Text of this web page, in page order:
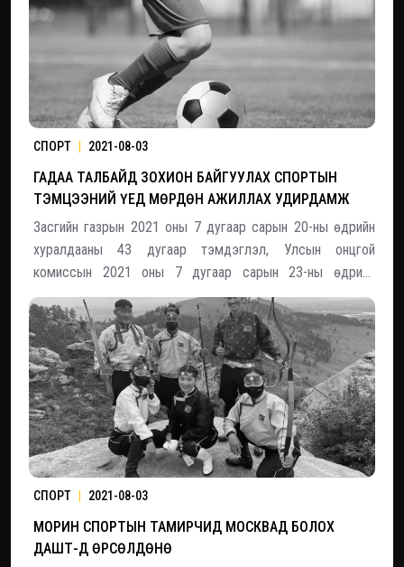
СПОРТ 2021-08-03
ГАДАА ТАЛБАЙД ЗОХИОН БАЙГУУЛАХ СПОРТЫН
ТЭМЦЭЭНИЙ ҮЕД МӨРДӨН АЖИЛЛАХ УДИРДАМЖ
Засгийн газрын 2021 оны 7 дугаар сарын 20-ны өдрийн
хуралдааны 43 дугаар тэмдэглэл, Улсын онцгой
комиссын 2021 оны 7 дугаар сарын 23-ны өдрийн
хуралдааны 25 дугаар тэмдэглэлийн 5 дахь заалтын 5.1
дэх хэсэгт Улсын хэмжээний тэмцээн, наадам,
бэлтгэлийн үйл ажиллагаанаас бусад гадаа талбайд зо
СПОРТ 2021-08-03
МОРИН СПОРТЫН ТАМИРЧИД МОСКВАД БОЛОХ
ДАШТ-Д ӨРСӨЛДӨНӨ